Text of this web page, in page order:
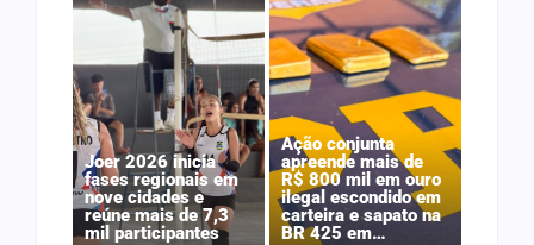
Joer 2026 inicia
fases regionais em
nove cidades e
reúne mais de 7,3
mil participantes
Ação conjunta
apreende mais de
R$ 800 mil em ouro
ilegal escondido em
carteira e sapato na
BR 425 em…